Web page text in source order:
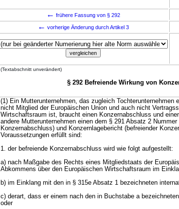
← frühere Fassung von § 292
← vorherige Änderung durch Artikel 3
(Textabschnitt unverändert)
§ 292 Befreiende Wirkung von
(1) Ein Mutterunternehmen, das zugleich
nicht Mitglied der Europäischen Union und auch nicht
Wirtschaftsraum ist, braucht einen Konzernabschluss und
andere Mutterunternehmen einen dem § 291 Absatz 2
Konzernabschluss) und Konzernlagebericht (befreiender
Voraussetzungen erfüllt sind:
1. der befreiende Konzernabschluss wird wie folgt aufgestellt:
a) nach Maßgabe des Rechts eines Mitgliedstaats der
Abkommens über den Europäischen Wirtschaftsraum im
b) im Einklang mit den in § 315e Absatz 1 bezeichneten
c) derart, dass er einem nach den in Buchstabe a
oder